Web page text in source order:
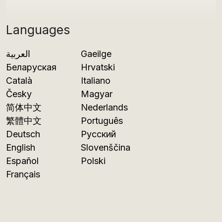
Languages
العربية
Беларуская
Català
Česky
简体中文
繁體中文
Deutsch
English
Español
Français
Gaeilge
Hrvatski
Italiano
Magyar
Nederlands
Português
Русский
Slovenščina
Polski